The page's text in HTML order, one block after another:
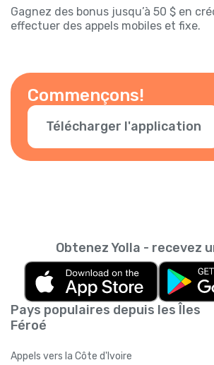
Gagnez des bonus jusqu’à 50 $ en
effectuer des appels mobiles et fixe.
Commençons!
Télécharger l'application
Pays populaires depuis les Îles
Féroé
Appels vers la Côte d'Ivoire
Obtenez Yolla - recevez